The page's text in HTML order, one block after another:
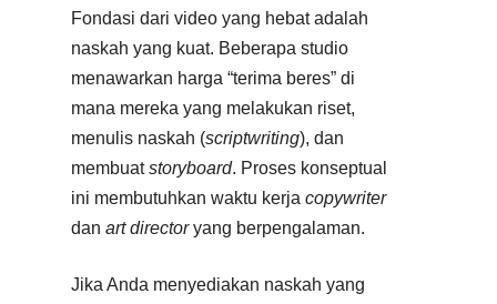
Fondasi dari video yang hebat adalah
naskah yang kuat. Beberapa studio
menawarkan harga “terima beres” di
mana mereka yang melakukan riset,
menulis naskah (scriptwriting), dan
membuatstoryboard. Proses konseptual
ini membutuhkan waktu kerja copywriter
dan art directoryang berpengalaman.
Jika Anda menyediakan naskah yang